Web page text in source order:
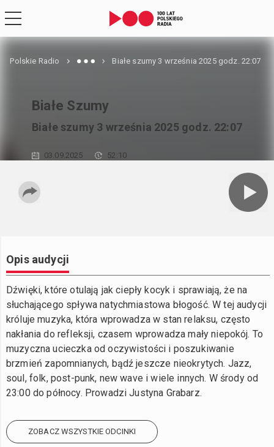
Polskie Radio Białe szumy 3 września 2025 godz. 22:07
Białe Szumy
Białe szumy 3 września 2025 godz. 22:07
03.09.2025 52:10
Opis audycji
Dźwięki, które otulają jak ciepły kocyk i sprawiają, że na
słuchającego spływa natychmiastowa błogość. W tej audycji
króluje muzyka, która wprowadza w stan relaksu, często
nakłania do refleksji, czasem wprowadza mały niepokój. To
muzyczna ucieczka od oczywistości i poszukiwanie
brzmień zapomnianych, bądź jeszcze nieokrytych. Jazz,
soul, folk, post-punk, new wave i wiele innych. W środy od
23:00 do północy. Prowadzi Justyna Grabarz.
ZOBACZ WSZYSTKIE ODCINKI